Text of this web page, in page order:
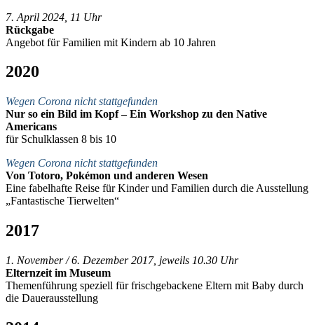
7. April 2024, 11 Uhr
Rückgabe
Angebot für Familien mit Kindern ab 10 Jahren
2020
Wegen Corona nicht stattgefunden
Nur so ein Bild im Kopf – Ein Workshop zu den Native
Americans
für Schulklassen 8 bis 10
Wegen Corona nicht stattgefunden
Von Totoro, Pokémon und anderen Wesen
Eine fabelhafte Reise für Kinder und Familien durch die Ausstellung
„Fantastische Tierwelten“
2017
1. November / 6. Dezember 2017, jeweils 10.30 Uhr
Elternzeit im Museum
Themenführung speziell für frischgebackene Eltern mit Baby durch
die Dauerausstellung